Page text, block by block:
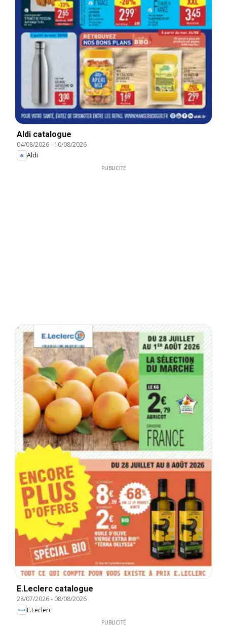
Aldi catalogue
04/08/2026- 10/08/2026
Aldi
PUBLICITÉ
E.Leclerc catalogue
28/07/2026- 08/08/2026
E.Leclerc
PUBLICITÉ